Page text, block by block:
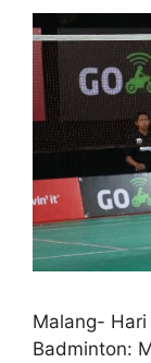
Malang-
Badminton: